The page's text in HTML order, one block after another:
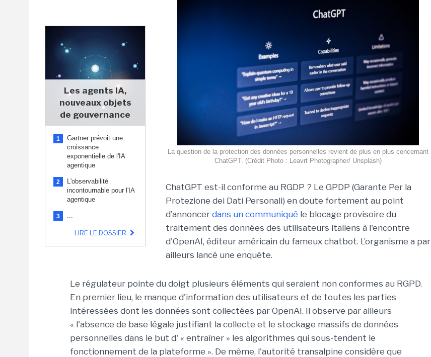
Les agents IA,
nouveaux objets
de gouvernance
1
Gartner prévoit une
croissance
exponentielle de l'IA
agentique
2
L'observabilité
incontournable pour l'IA
agentique
3 ...
LIRE LE DOSSIER
La question de la protection des données personnelles revient de plus en plus concernant
ChatGPT. (Crédit Photo : Leavrt Photographer/ Unsplash)
ChatGPT est-il conforme au RGDP ? Le GPDP (Garante Per la
Protezione dei Dati Personali) en doute fortement au point
d’annoncer dans un communiqué le blocage provisoire du
traitement des données des utilisateurs italiens à l'encontre
d'OpenAI, éditeur américain du fameux chatbot. L’organisme a par
ailleurs lancé une enquête.
Le régulateur pointe du doigt plusieurs éléments qui seraient non conformes au RGPD.
En premier lieu, le manque d'information des utilisateurs et de toutes les parties
intéressées dont les données sont collectées par OpenAI. Il observe par ailleurs
« l'absence de base légale justifiant la collecte et le stockage massifs de données
personnelles dans le but d' « entraîner » les algorithmes qui sous-tendent le
fonctionnement de la plateforme ». De même, l'autorité transalpine considère que